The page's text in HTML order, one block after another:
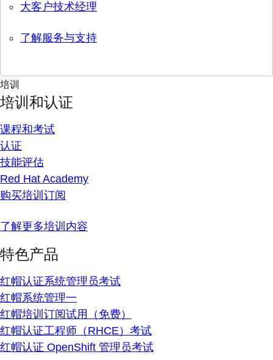
大客户技术经理
了解服务与支持
培训
培训和认证
课程和考试
认证
技能评估
Red Hat Academy
购买培训订阅
了解更多培训内容
特色产品
红帽认证系统管理员考试
红帽系统管理一
红帽培训订阅试用（免费）
红帽认证工程师（RHCE）考试
红帽认证 OpenShift 管理员考试